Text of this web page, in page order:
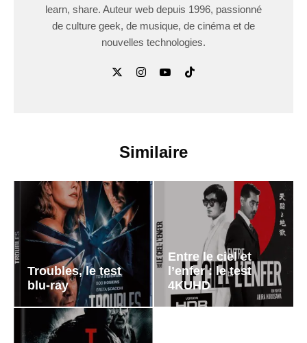
learn, share. Auteur web depuis 1996, passionné
de culture geek, de musique, de cinéma et de
nouvelles technologies.
Similaire
Troubles, le test
blu-ray
Entre le ciel et
l’enfer : le test
4KUHD